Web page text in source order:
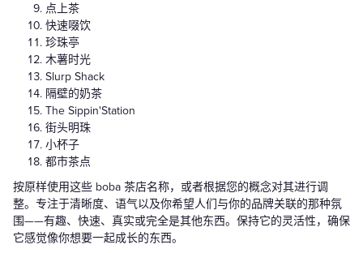
点上茶
快速啜饮
珍珠亭
木薯时光
Slurp Shack
隔壁的奶茶
The Sippin'Station
街头明珠
小杯子
都市茶点
按原样使用这些 boba 茶店名称，或者根据您的概念对其进行调
整。专注于清晰度、语气以及你希望人们与你的品牌关联的那种氛
围——有趣、快速、真实或完全是其他东西。保持它的灵活性，确保
它感觉像你想要一起成长的东西。